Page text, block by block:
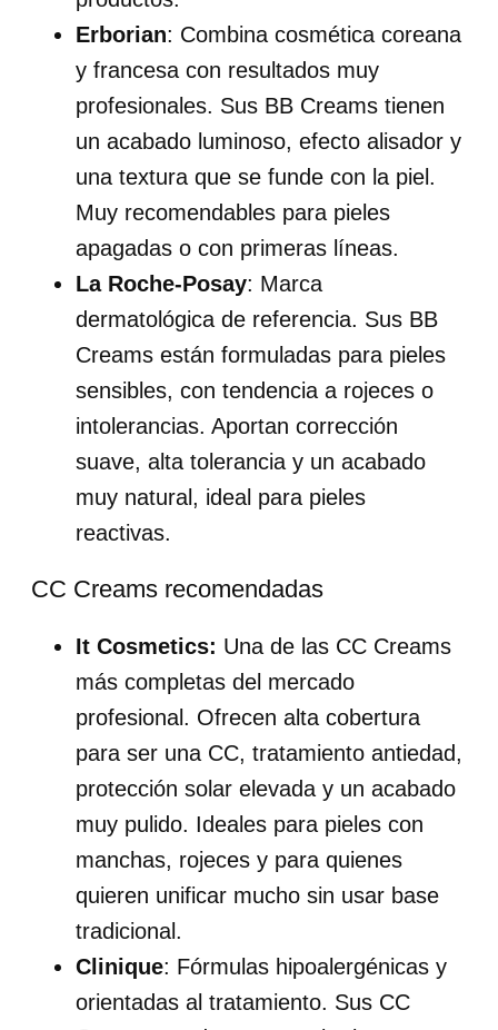
Erborian: Combina cosmética coreana
y francesa con resultados muy
profesionales. Sus BB Creams tienen
un acabado luminoso, efecto alisador y
una textura que se funde con la piel.
Muy recomendables para pieles
apagadas o con primeras líneas.
La Roche-Posay: Marca
dermatológica de referencia. Sus BB
Creams están formuladas para pieles
sensibles, con tendencia a rojeces o
intolerancias. Aportan corrección
suave, alta tolerancia y un acabado
muy natural, ideal para pieles
reactivas.
CC Creams recomendadas
It Cosmetics: Una de las CC Creams
más completas del mercado
profesional. Ofrecen alta cobertura
para ser una CC, tratamiento antiedad,
protección solar elevada y un acabado
muy pulido. Ideales para pieles con
manchas, rojeces y para quienes
quieren unificar mucho sin usar base
tradicional.
Clinique: Fórmulas hipoalergénicas y
orientadas al tratamiento. Sus CC